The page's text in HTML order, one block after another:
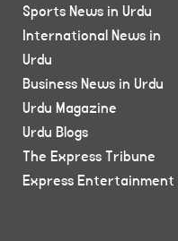
Sports News in Urdu
International News in
Urdu
Business News in Urdu
Urdu Magazine
Urdu Blogs
The Express Tribune
Express Entertainment